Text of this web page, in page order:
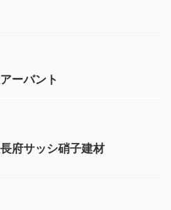
ーバント
府サッシ硝子建材